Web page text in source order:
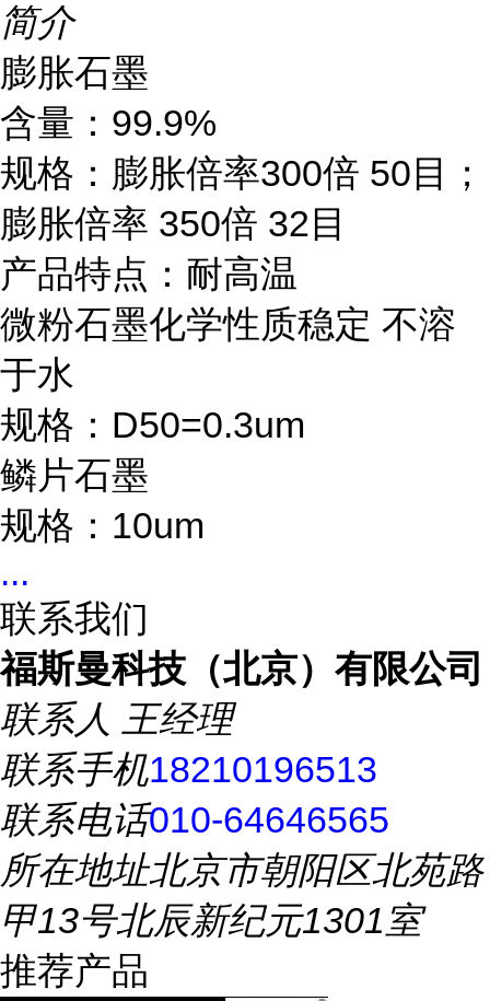
简介
膨胀石墨
含量：99.9%
规格：膨胀倍率300倍 50目；
膨胀倍率 350倍 32目
产品特点：耐高温
微粉石墨化学性质稳定 不溶
于水
规格：D50=0.3um
鳞片石墨
规格：10um
...
联系我们
福斯曼科技（北京）有限公司
联系人 王经理
联系手机18210196513
联系电话010-64646565
所在地址北京市朝阳区北苑路
甲13号北辰新纪元1301室
推荐产品